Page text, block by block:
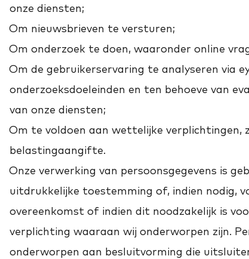
onze diensten;
Om nieuwsbrieven te versturen;
Om onderzoek te doen, waaronder online
Om de gebruikerservaring te analyseren via
onderzoeksdoeleinden en ten behoeve van
van onze diensten;
Om te voldoen aan wettelijke verplichtingen,
belastingaangifte.
Onze verwerking van persoonsgegevens is
uitdrukkelijke toestemming of, indien nodig,
overeenkomst of indien dit noodzakelijk is
verplichting waaraan wij onderworpen zijn.
onderworpen aan besluitvorming die